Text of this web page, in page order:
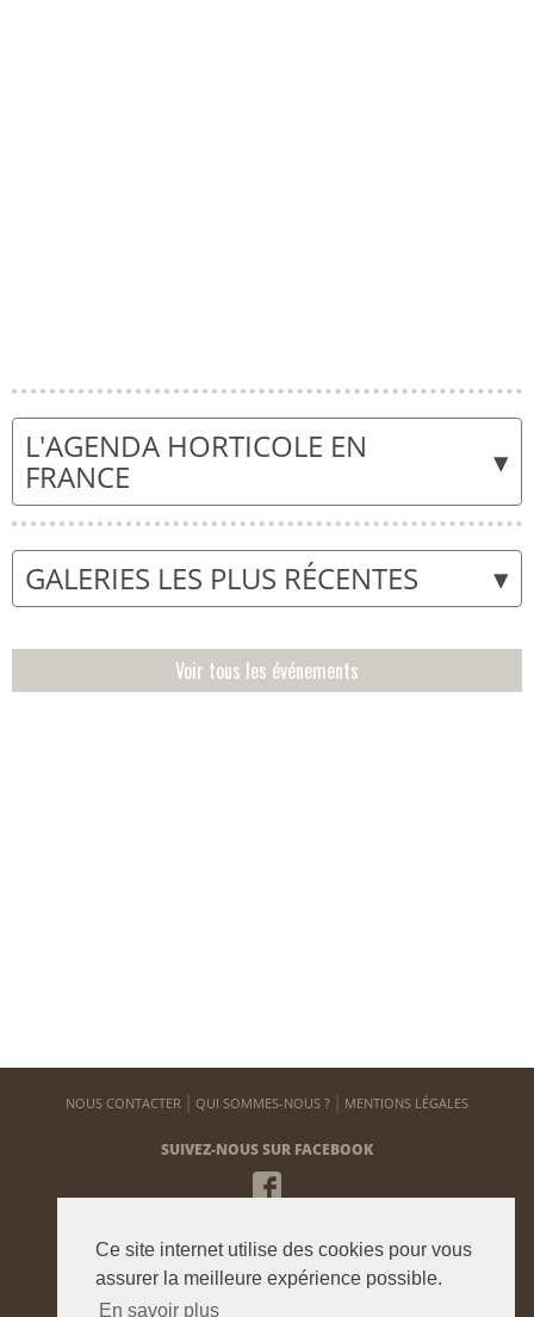
Ce site internet utilise des cookies pour vous
assurer la meilleure expérience possible.
En savoir plus
▾
L'AGENDA HORTICOLE EN
FRANCE
▾
GALERIES LES PLUS RÉCENTES
Voir tous les événements
NOUS CONTACTER QUI SOMMES-NOUS ? MENTIONS LÉGALES
SUIVEZ-NOUS SUR FACEBOOK
NEWSLETTER
Pour vous tenir informé de notre actualité